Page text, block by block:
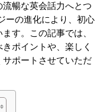
暢な英会話力へとつ
ーの進化により、初心
す。この記事では、
ポイントや、楽しく
ポートさせていただ